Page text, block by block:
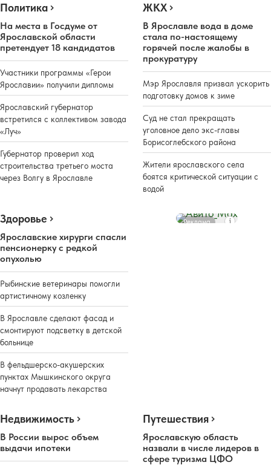
Политика
На места в Госдуме от
Ярославской области
претендует 18 кандидатов
Участники программы «Герои
Ярославии» получили дипломы
Ярославский губернатор
встретился с коллективом завода
«Луч»
Губернатор проверил ход
строительства третьего моста
через Волгу в Ярославле
ЖКХ
В Ярославле вода в доме
стала по-настоящему
горячей после жалобы в
прокуратуру
Мэр Ярославля призвал ускорить
подготовку домов к зиме
Суд не стал прекращать
уголовное дело экс-главы
Борисоглебского района
Жители ярославского села
боятся критической ситуации с
водой
Здоровье
Ярославские хирурги спасли
пенсионерку с редкой
опухолью
Рыбинские ветеринары помогли
артистичному козленку
В Ярославле сделают фасад и
смонтируют подсветку в детской
больнице
В фельдшерско-акушерских
пунктах Мышкинского округа
начнут продавать лекарства
Реклама
Недвижимость
В России вырос объем
выдачи ипотеки
Путешествия
Ярославскую область
назвали в числе лидеров в
сфере туризма ЦФО